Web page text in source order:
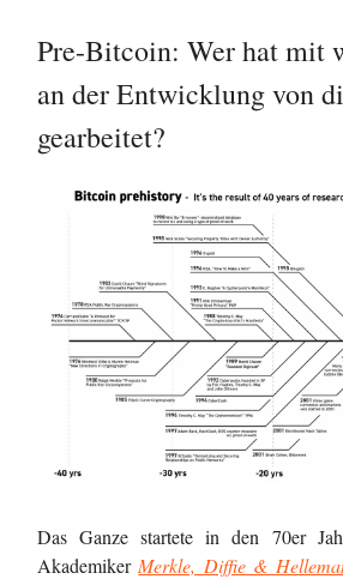
Pre-Bitcoin: Wer hat mit
an der Entwicklung von
gearbeitet?
Das Ganze startete in den 70er
Akademiker Merkle, Diffie &